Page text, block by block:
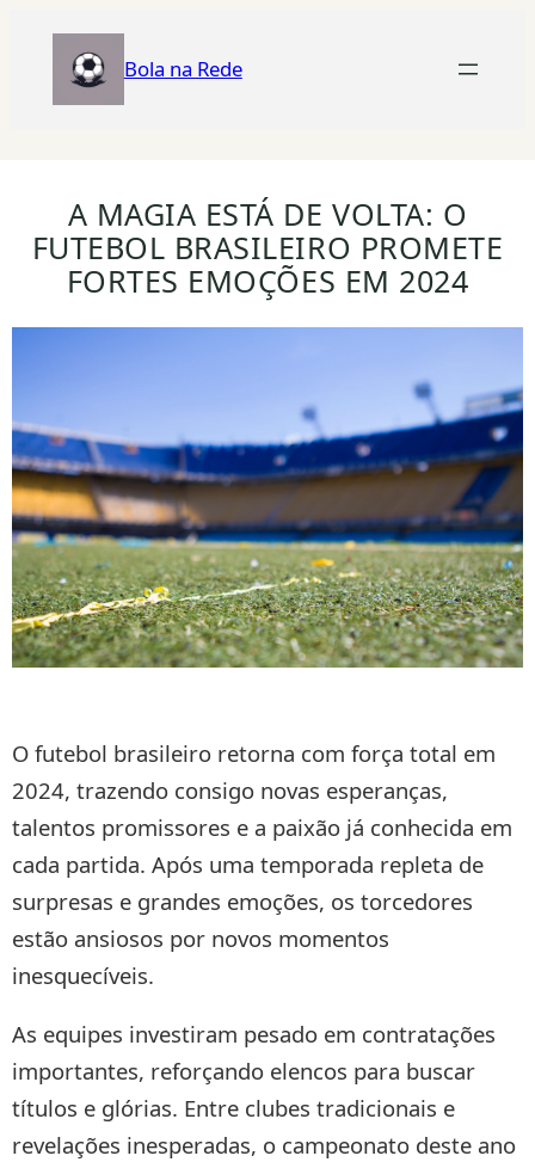
Bola na Rede
A MAGIA ESTÁ DE VOLTA: O
FUTEBOL BRASILEIRO PROMETE
FORTES EMOÇÕES EM 2024
O futebol brasileiro retorna com força total em
2024, trazendo consigo novas esperanças,
talentos promissores e a paixão já conhecida em
cada partida. Após uma temporada repleta de
surpresas e grandes emoções, os torcedores
estão ansiosos por novos momentos
inesquecíveis.
As equipes investiram pesado em contratações
importantes, reforçando elencos para buscar
títulos e glórias. Entre clubes tradicionais e
revelações inesperadas, o campeonato deste ano